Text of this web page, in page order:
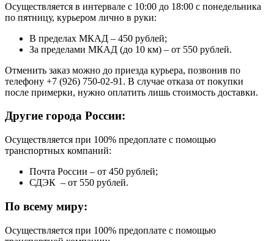
Осуществляется в интервале с 10:00 до 18:00 с понедельника
по пятницу, курьером лично в руки:
В пределах МКАД – 450 рублей;
За пределами МКАД (до 10 км) – от 550 рублей.
Отменить заказ можно до приезда курьера, позвонив по
телефону +7 (926) 750-02-91. В случае отказа от покупки
после примерки, нужно оплатить лишь стоимость доставки.
Другие города России:
Осуществляется при 100% предоплате с помощью
транспортных компаний:
Почта России – от 450 рублей;
СДЭК – от 550 рублей.
По всему миру:
Осуществляется при 100% предоплате с помощью